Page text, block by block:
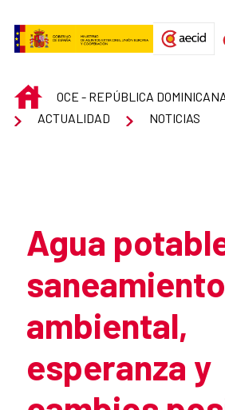
INICIOOCE - REPÚBLICA
ACTUALIDAD
NOTICIAS
Agua
saneamiento
ambiental,
esperanza y